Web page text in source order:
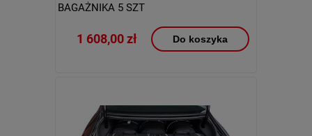
BAGAŻNIKA 5 SZT
1 608,00 zł Do koszyka